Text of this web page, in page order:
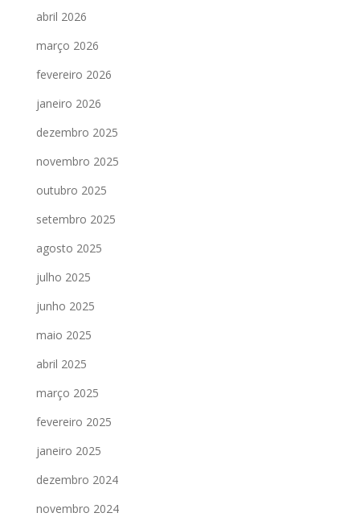
abril 2026
março 2026
fevereiro 2026
janeiro 2026
dezembro 2025
novembro 2025
outubro 2025
setembro 2025
agosto 2025
julho 2025
junho 2025
maio 2025
abril 2025
março 2025
fevereiro 2025
janeiro 2025
dezembro 2024
novembro 2024